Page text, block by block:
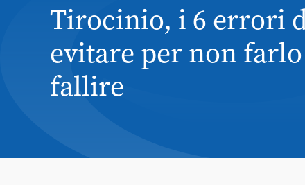
Tirocinio, i 6 errori
evitare per non farlo
fallire